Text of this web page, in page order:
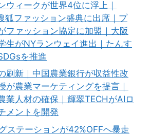
ウィークが世界4位に浮上｜
狐ファッション盛典に出席｜プ
ファッション協定に加盟｜大阪
生がNYランウェイ進出｜たんす
を推進
刷新｜中国農業銀行が収益性改
が農業マーケティングを提言｜
業人材の確保｜輝翠TECHがAIロ
メントを開発
ステーションが42%OFFへ暴走